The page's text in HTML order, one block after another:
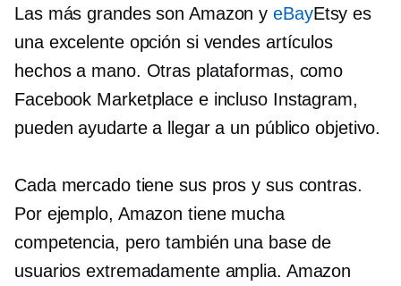
Las más grandes son Amazon yeBayEtsy es
una excelente opción si vendes artículos
hechos a mano. Otras plataformas, como
Facebook Marketplace e incluso Instagram,
pueden ayudarte a llegar a un público objetivo.
Cada mercado tiene sus pros y sus contras.
Por ejemplo, Amazon tiene mucha
competencia, pero también una base de
usuarios extremadamente amplia. Amazon